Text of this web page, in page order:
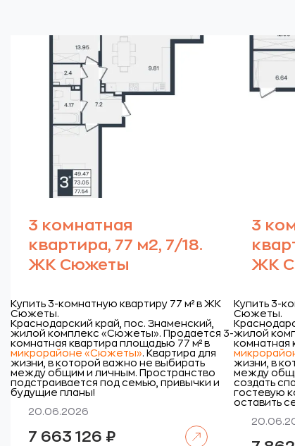
3 комнатная
квартира, 77 м2, 7/18.
ЖК Сюжеты
Купить 3-комнатную квартиру 77 м² в ЖК
Сюжеты.
Краснодарский край, пос. Знаменский,
жилой комплекс «Сюжеты». Продается 3-
комнатная квартира площадью 77 м² в
микрорайоне «Сюжеты». Квартира для
жизни, в которой важно не выбирать
между общим и личным. Пространство
подстраивается под семью, привычки и
будущие планы!
20.06.2026
7 663 126 ₽
3
ЖК
Купить 3-
Сюжеты.
жилой
комнатная
жизни, в
между
создать
гостевую
оставить